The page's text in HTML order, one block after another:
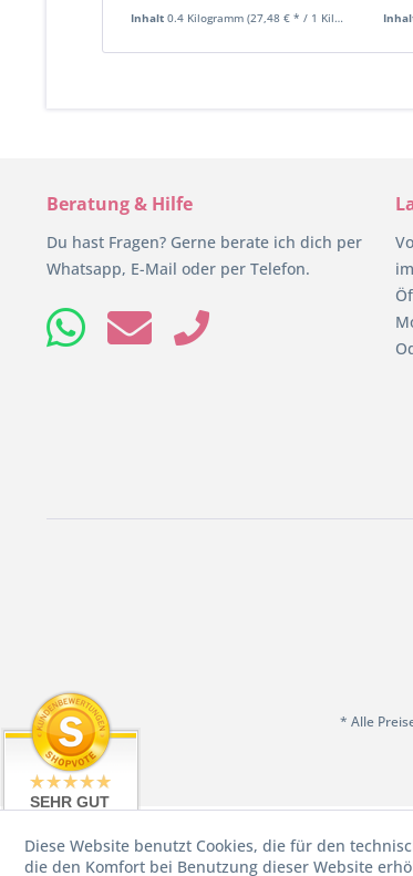
Inhalt 0.4 Kilogramm (27,48 € * / 1 Kilogramm)
Beratung & Hilfe
Du hast Fragen? Gerne berate ich dich per
Whatsapp, E-Mail oder per Telefon.
* Alle
Diese Website benutzt Cookies, die für den
die den Komfort bei Benutzung dieser Website
SEHR GUT
aus 198
Bewertungen